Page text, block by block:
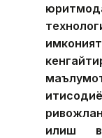
қилиш